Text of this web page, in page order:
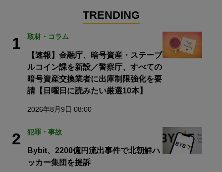
TRENDING
1 取材・コラム
【速報】金融庁、暗号資産・ステーブ
ルコイン課を新設／警察庁、すべての
暗号資産交換業者に出庫制限強化を要
請【日曜日に読みたい厳選10本】
2026年8月9日 08:00
2 犯罪・事故
Bybit、2200億円流出事件で北朝鮮ハ
ッカー集団を提訴